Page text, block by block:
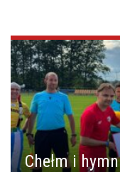
Chełm i